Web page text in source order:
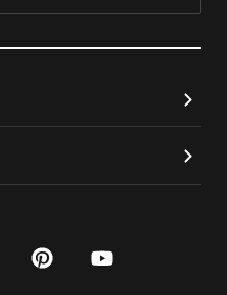
pinterest
youtube